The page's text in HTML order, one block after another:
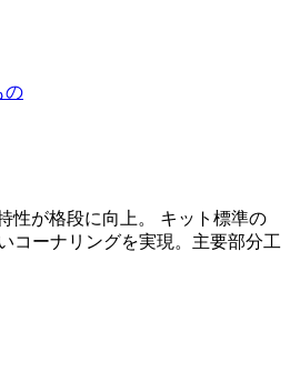
の
性が格段に向上。 キット標準の
コーナリングを実現。主要部分工